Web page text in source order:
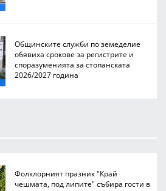
Общинските служби по земеделие
обявиха срокове за регистрите и
споразуменията за стопанската
2026/2027 година
Фолклорният празник "Край
чешмата, под липите" събира гости в